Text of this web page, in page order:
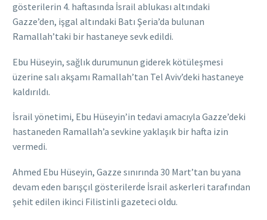
gösterilerin 4. haftasında İsrail ablukası altındaki
Gazze’den, işgal altındaki Batı Şeria’da bulunan
Ramallah’taki bir hastaneye sevk edildi.
Ebu Hüseyin, sağlık durumunun giderek kötüleşmesi
üzerine salı akşamı Ramallah’tan Tel Aviv’deki hastaneye
kaldırıldı.
İsrail yönetimi, Ebu Hüseyin’in tedavi amacıyla Gazze’deki
hastaneden Ramallah’a sevkine yaklaşık bir hafta izin
vermedi.
Ahmed Ebu Hüseyin, Gazze sınırında 30 Mart’tan bu yana
devam eden barışçıl gösterilerde İsrail askerleri tarafından
şehit edilen ikinci Filistinli gazeteci oldu.